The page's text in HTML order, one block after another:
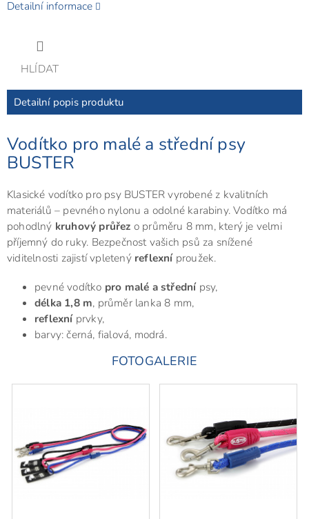
Detailní informace
HLÍDAT
Detailní popis produktu
Vodítko pro malé a střední psy
BUSTER
Klasické vodítko pro psy BUSTER vyrobené z kvalitních
materiálů – pevného nylonu a odolné karabiny. Vodítko má
pohodlný kruhový průřez o průměru 8 mm, který je velmi
příjemný do ruky. Bezpečnost vašich psů za snížené
viditelnosti zajistí vpletený reflexníproužek.
pevné vodítko pro malé a střední psy,
délka 1,8 m, průměr lanka 8 mm,
reflexníprvky,
barvy: černá, fialová, modrá.
FOTOGALERIE